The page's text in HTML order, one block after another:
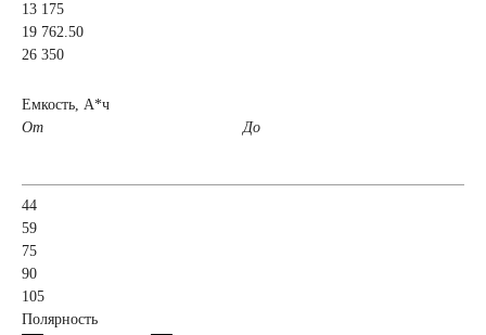
13 175
19 762.50
26 350
Емкость, А*ч
От
До
44
59
75
90
105
Полярность